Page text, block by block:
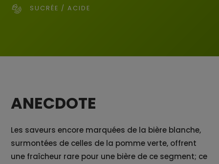
SUCRÉE / ACIDE
ANECDOTE
Les saveurs encore marquées de la bière blanche,
surmontées de celles de la pomme verte, offrent
une fraîcheur rare pour une bière de ce segment; ce